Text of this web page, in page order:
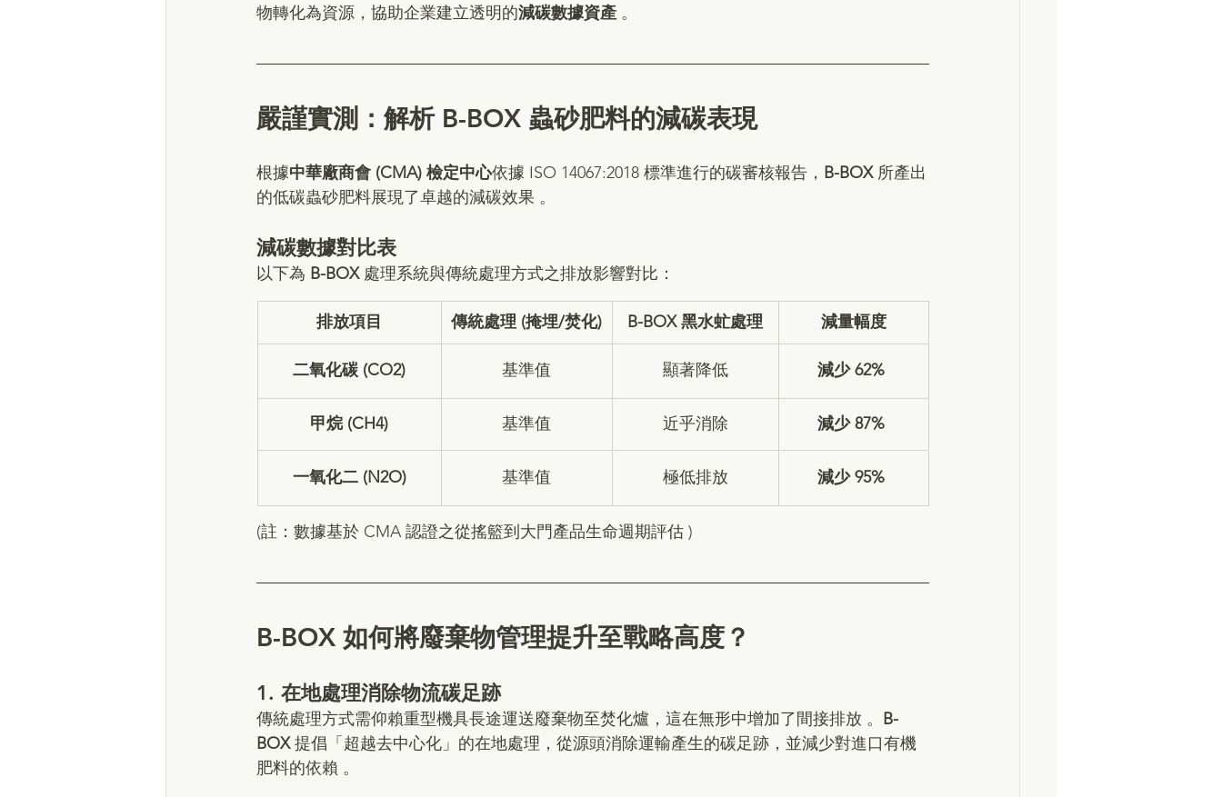
物轉化為資源，協助企業建立透明的減碳數據資產 。
嚴謹實測：解析 B-BOX 蟲砂肥料的減碳表現
根據中華廠商會 (CMA) 檢定中心依據 ISO 14067:2018 標準進行的碳審核報告， B-BOX 所產出
的低碳蟲砂肥料展現了卓越的減碳效果 。
減碳數據對比表
以下為 B-BOX 處理系統與傳統處理方式之排放影響對比：
排放項目 傳統處理 (掩埋/焚化) B-BOX 黑水虻處理 減量幅度
二氧化碳 (CO2) 基準值 顯著降低 減少 62%
甲烷 (CH4) 基準值 近乎消除 減少 87%
一氧化二 (N2O) 基準值 極低排放 減少 95%
(註：數據基於 CMA 認證之從搖籃到大門產品生命週期評估 )
B-BOX 如何將廢棄物管理提升至戰略高度？
1. 在地處理消除物流碳足跡
傳統處理方式需仰賴重型機具長途運送廢棄物至焚化爐，這在無形中增加了間接排放 。 B-
BOX 提倡「超越去中心化」的在地處理，從源頭消除運輸產生的碳足跡，並減少對進口有機
肥料的依賴 。